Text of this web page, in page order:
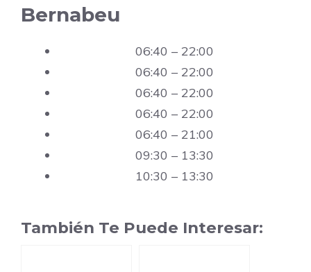
Bernabeu
06:40 – 22:00
06:40 – 22:00
06:40 – 22:00
06:40 – 22:00
06:40 – 21:00
09:30 – 13:30
10:30 – 13:30
También Te Puede Interesar: